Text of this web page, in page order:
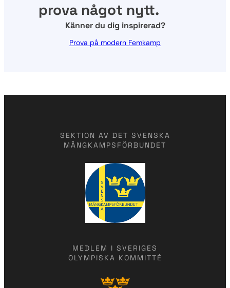
prova något nytt.
Känner du dig inspirerad?
Prova på modern Femkamp
SEKTION AV DET SVENSKA
MÅNGKAMPSFÖRBUNDET
MEDLEM I SVERIGES
OLYMPISKA KOMMITTÉ